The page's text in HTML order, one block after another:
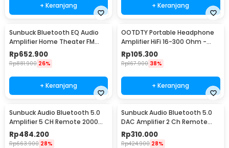
+ Keranjang + Keranjang
Sunbuck Bluetooth EQ Audio
Amplifier Home Theater FM
2000W - TAV-6188BT
Rp652.900
Rp881.900 26%
+ Keranjang
OOTDTY Portable Headphone
Amplifier HiFi 16-300 Ohm -
D3CS
Rp105.300
Rp167.900 38%
+ Keranjang
Sunbuck Audio Bluetooth 5.0
Amplifier 5 CH Remote 2000W
- AV-298BT
Rp484.200
Rp663.900 28%
Sunbuck Audio Bluetooth 5.0
DAC Amplifier 2 Ch Remote
2000W - AV-660BT
Rp310.000
Rp424.900 28%